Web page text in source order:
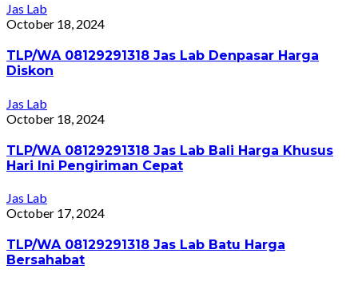
Jas Lab
October 18, 2024
TLP/WA 08129291318 Jas Lab Denpasar Harga
Diskon
Jas Lab
October 18, 2024
TLP/WA 08129291318 Jas Lab Bali Harga Khusus
Hari Ini Pengiriman Cepat
Jas Lab
October 17, 2024
TLP/WA 08129291318 Jas Lab Batu Harga
Bersahabat